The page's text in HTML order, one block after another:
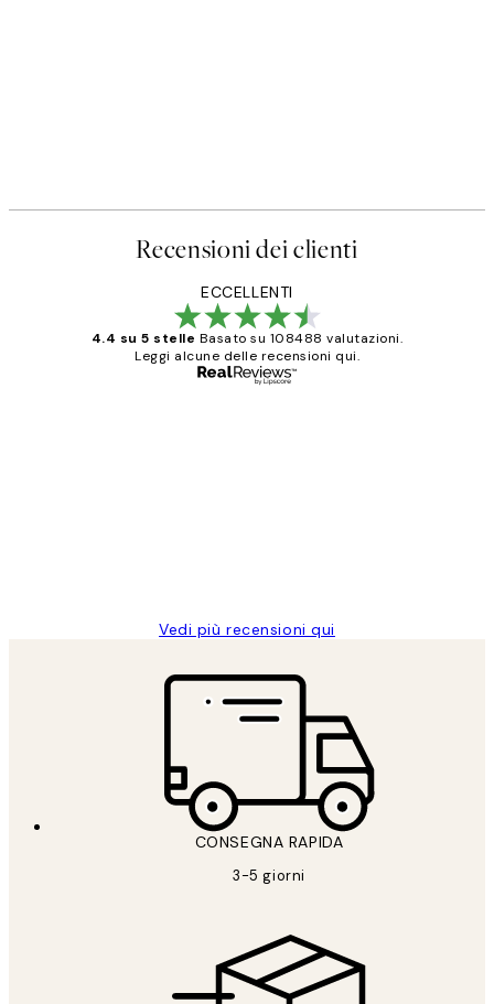
Recensioni dei clienti
ECCELLENTI
4.4 su 5 stelle Basato su 108488 valutazioni.
Leggi alcune delle recensioni qui.
Vedi più recensioni qui
CONSEGNA RAPIDA
3-5 giorni